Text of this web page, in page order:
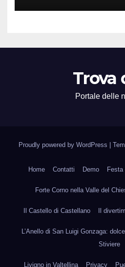
Territorio
Trova
Portale delle
Proudly powered by WordPress
Home Contatti Demo Festa
Forte Corno nella Valle del
Il Castello di Castellano Il
L’Anello di San Luigi Gonzaga:
Stiviere
Livigno in Valtellina Privacy